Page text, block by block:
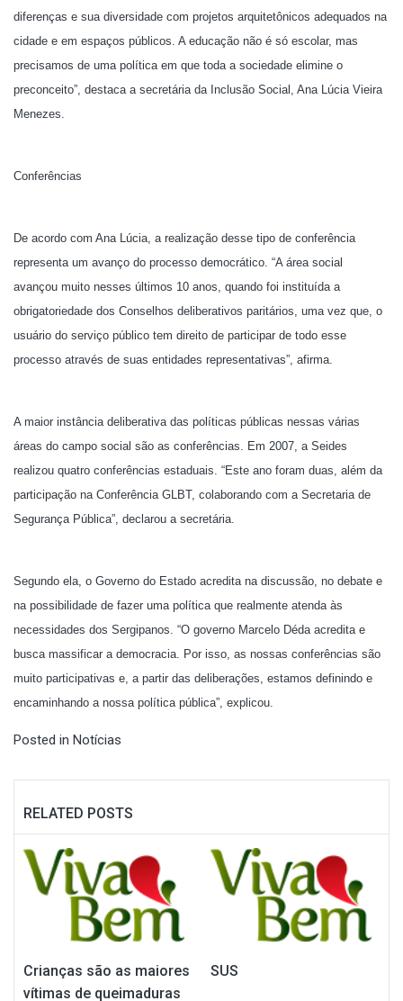
diferenças e sua diversidade com projetos arquitetônicos adequados na
cidade e em espaços públicos. A educação não é só escolar, mas
precisamos de uma política em que toda a sociedade elimine o
preconceito”, destaca a secretária da Inclusão Social, Ana Lúcia Vieira
Menezes.
Conferências
De acordo com Ana Lúcia, a realização desse tipo de conferência
representa um avanço do processo democrático. “A área social
avançou muito nesses últimos 10 anos, quando foi instituída a
obrigatoriedade dos Conselhos deliberativos paritários, uma vez que, o
usuário do serviço público tem direito de participar de todo esse
processo através de suas entidades representativas”, afirma.
A maior instância deliberativa das políticas públicas nessas várias
áreas do campo social são as conferências. Em 2007, a Seides
realizou quatro conferências estaduais. “Este ano foram duas, além da
participação na Conferência GLBT, colaborando com a Secretaria de
Segurança Pública”, declarou a secretária.
Segundo ela, o Governo do Estado acredita na discussão, no debate e
na possibilidade de fazer uma política que realmente atenda às
necessidades dos Sergipanos. “O governo Marcelo Déda acredita e
busca massificar a democracia. Por isso, as nossas conferências são
muito participativas e, a partir das deliberações, estamos definindo e
encaminhando a nossa política pública”, explicou.
Posted in Notícias
RELATED POSTS
Crianças são as maiores
vítimas de queimaduras
SUS